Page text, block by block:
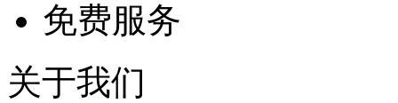
免费服务
关于我们